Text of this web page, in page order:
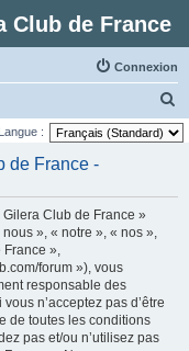
Club de France
Connexion
e
Langue :
de France -
Club de France »
», « notre », « nos »,
France »,
forum »), vous
responsable des
n’acceptez pas d’être
de toutes les conditions
pas et/ou n’utilisez pas